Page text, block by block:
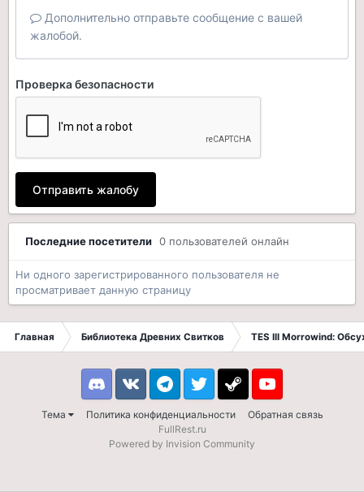
Дополнительно отправьте сообщение с вашей
жалобой.
Проверка безопасности
Отправить жалобу
Последние посетители 0 пользователей онлайн
Ни одного зарегистрированного пользователя не
просматривает данную страницу
Главная Библиотека Древних Свитков TES III Morrowind:
Тема Политика конфиденциальности Обратная связь
DiscordVK TelegramTwitter Steam Youtube
FullRest.ru
Powered by Invision Community